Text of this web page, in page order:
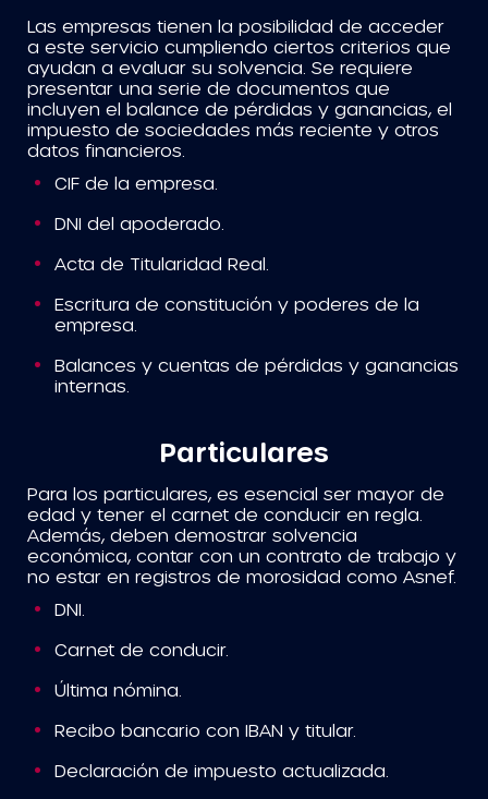
Las empresas tienen la posibilidad de acceder
a este servicio cumpliendo ciertos criterios que
ayudan a evaluar su solvencia. Se requiere
presentar una serie de documentos que
incluyen el balance de pérdidas y ganancias, el
impuesto de sociedades más reciente y otros
datos financieros.
CIF de la empresa.
DNI del apoderado.
Acta de Titularidad Real.
Escritura de constitución y poderes de la
empresa.
Balances y cuentas de pérdidas y ganancias
internas.
Particulares
Para los particulares, es esencial ser mayor de
edad y tener el carnet de conducir en regla.
Además, deben demostrar solvencia
económica, contar con un contrato de trabajo y
no estar en registros de morosidad como Asnef.
DNI.
Carnet de conducir.
Última nómina.
Recibo bancario con IBAN y titular.
Declaración de impuesto actualizada.